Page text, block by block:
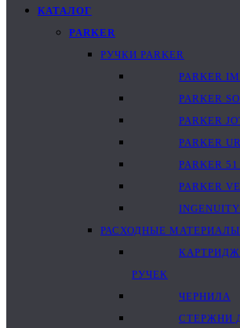
КАТАЛОГ
PARKER
РУЧКИ PARKER
PARKER IM
PARKER
PARKER
PARKER
PARKER
PARKER
РАСХОДНЫЕ МАТЕРИАЛЫ
РУЧЕК
ЧЕРНИЛА
СТЕРЖНИ